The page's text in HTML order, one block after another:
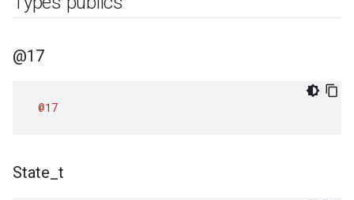
@17
@17
State t